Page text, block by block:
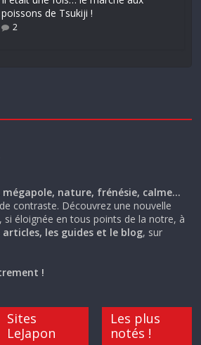
poissons de Tsukiji !
2
nature, frénésie, calme…
contraste. Découvrez une nouvelle
éloignée en tous points de la notre, à
articles, les guides et le blog, sur
!
Sites
LeJapon
Les plus
notés !